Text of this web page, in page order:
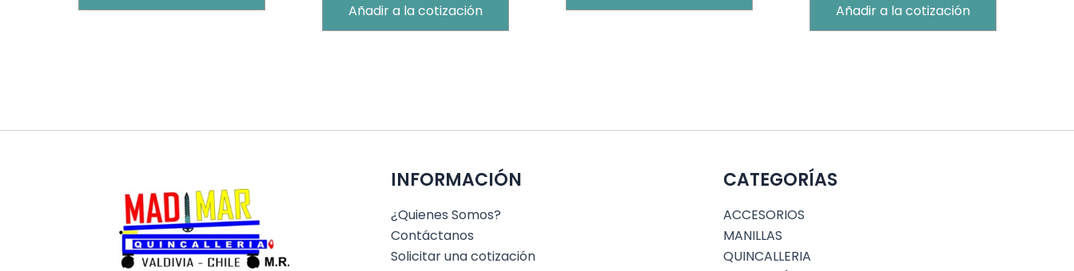
Añadir a la cotización Añadir a la cotización
INFORMACIÓN
¿Quienes Somos?
Contáctanos
Solicitar una cotización
CATEGORÍAS
ACCESORIOS
MANILLAS
QUINCALLERIA